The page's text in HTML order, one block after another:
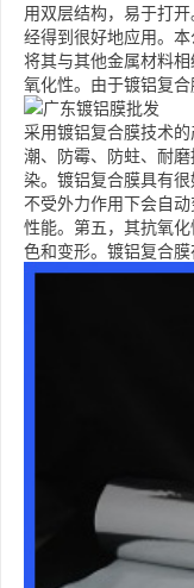
用双层结构，易于打
经得到很好地应用。
将其与其他金属材料
氧化性。由于镀铝复
采用镀铝复合膜技术
潮、防霉、防蛀、耐
染。镀铝复合膜具有
不受外力作用下会自
性能。第五，其抗氧
色和变形。镀铝复合